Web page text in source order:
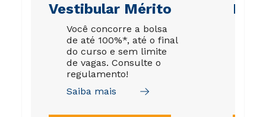
Vestibular Mérito
Você concorre a bolsa
de até 100%*, até o final
do curso e sem limite
de vagas. Consulte o
regulamento!
Saiba mais